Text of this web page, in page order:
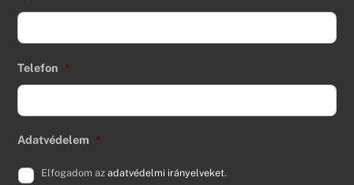
Telefon *
Adatvédelem *
Elfogadom az adatvédelmi irányelveket.